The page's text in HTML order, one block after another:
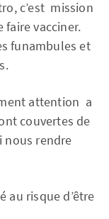
c’est mission
vacciner.
funambules et
attention a
couvertes de
nous rendre
au risque d’être